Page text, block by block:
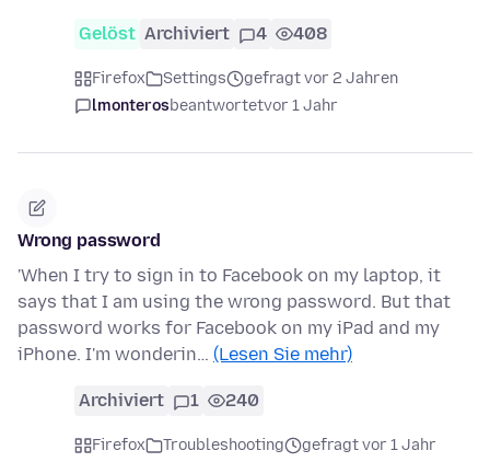
Gelöst Archiviert 4 408
Firefox Settings
gefragt vor 2 Jahren
lmonterosbeantwortetvor 1 Jahr
Wrong password
'When I try to sign in to Facebook on my laptop, it
says that I am using the wrong password. But that
password works for Facebook on my iPad and my
iPhone. I'm wonderin… (Lesen Sie mehr)
Archiviert 1 240
Firefox Troubleshooting
gefragt vor 1 Jahr